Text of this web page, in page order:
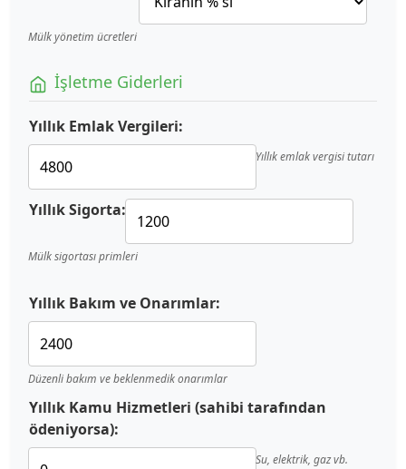
Mülk yönetim ücretleri
İşletme Giderleri
Yıllık Emlak Vergileri:
Yıllık emlak vergisi tutarı
Yıllık Sigorta:
Mülk sigortası primleri
Yıllık Bakım ve Onarımlar:
Düzenli bakım ve beklenmedik onarımlar
Yıllık Kamu Hizmetleri (sahibi tarafından
ödeniyorsa):
Su, elektrik, gaz vb.